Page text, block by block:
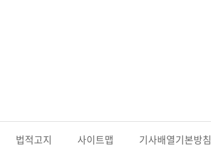
법적고지 사이트맵 기사배열기본방침